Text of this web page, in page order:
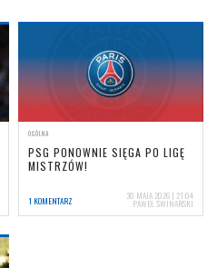
OGÓLNA
PSG PONOWNIE SIĘGA PO LIGĘ
MISTRZÓW!
1 KOMENTARZ 30 MAJA 2026 | 21:04
PAWEŁ ŚWINARSKI